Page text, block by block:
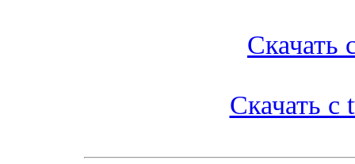
Скачать
Скачать с